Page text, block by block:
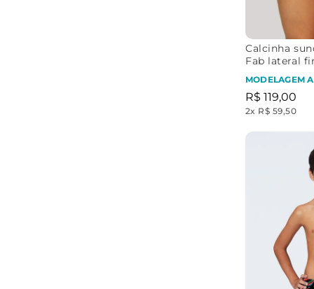
Calcinha
Fab lateral
Pódio
MODELAGEM
R$ 119,00
2x R$ 59,50